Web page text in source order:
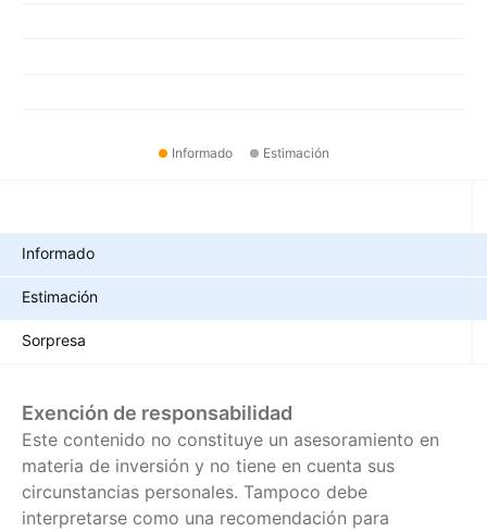
Informado Estimación
Informado
Estimación
Sorpresa
Exención de responsabilidad
Este contenido no constituye un asesoramiento en
materia de inversión y no tiene en cuenta sus
circunstancias personales. Tampoco debe
interpretarse como una recomendación para